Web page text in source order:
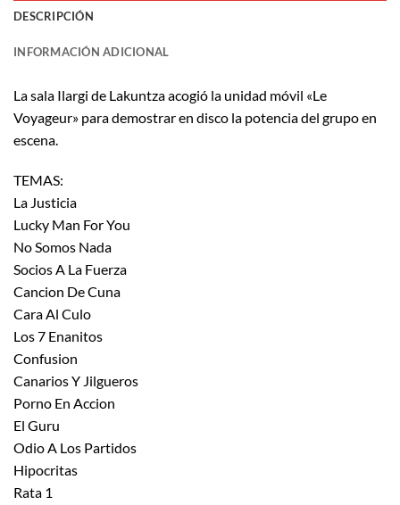
DESCRIPCIÓN
INFORMACIÓN ADICIONAL
La sala Ilargi de Lakuntza acogió la unidad móvil «Le
Voyageur» para demostrar en disco la potencia del grupo en
escena.
TEMAS:
La Justicia
Lucky Man For You
No Somos Nada
Socios A La Fuerza
Cancion De Cuna
Cara Al Culo
Los 7 Enanitos
Confusion
Canarios Y Jilgueros
Porno En Accion
El Guru
Odio A Los Partidos
Hipocritas
Rata 1